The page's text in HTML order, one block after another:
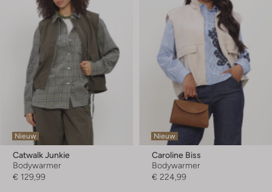
Nieuw
Catwalk Junkie
Bodywarmer
€ 129,99
Nieuw
Caroline Biss
Bodywarmer
€ 224,99